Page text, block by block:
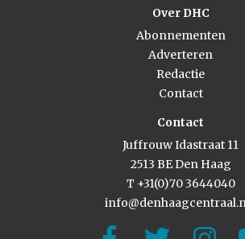
Over DHC
Abonnementen
Adverteren
Redactie
Contact
Contact
Juffrouw Idastraat 11
2513 BE Den Haag
T +31(0)70 3644040